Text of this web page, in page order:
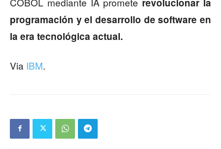
programación y el desarrollo de software en
la era tecnológica actual.
Via IBM.